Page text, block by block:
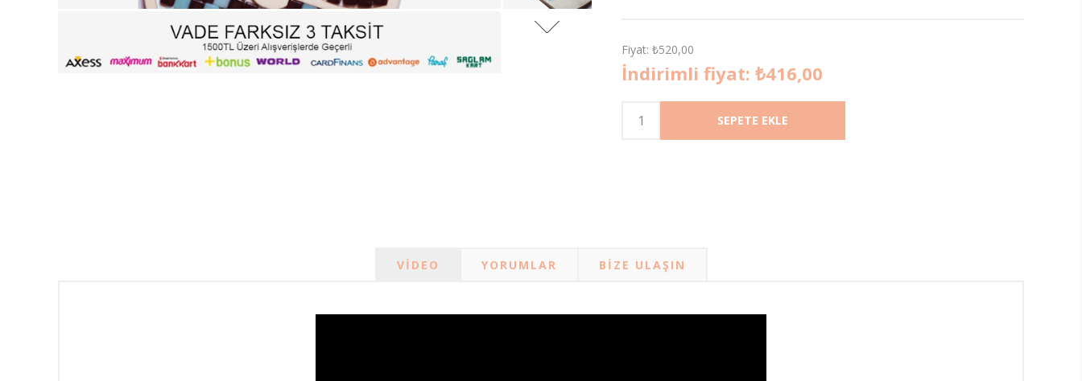
Fiyat: ₺520,00
İndirimli fiyat: ₺416,00
VIDEO YORUMLAR BIZE ULAŞIN